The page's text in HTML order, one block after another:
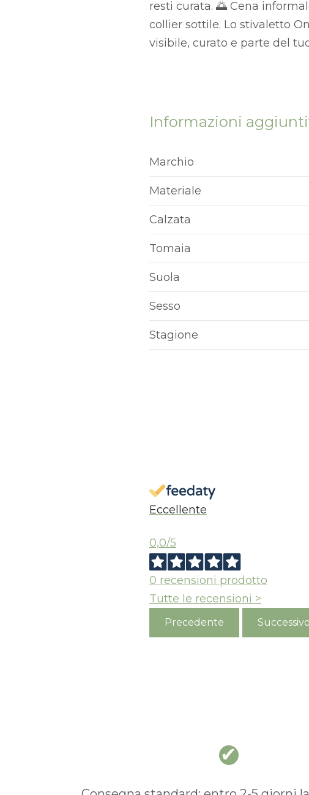
resti curata. 🌅 Cena
collier sottile. Lo stivaletto
visibile, curato e parte del
Informazioni
Marchio
Materiale
Calzata
Tomaia
Suola
Sesso
Stagione
Eccellente
0,0/5
0 recensioni prodotto
Tutte le recensioni >
Precedente Successivo